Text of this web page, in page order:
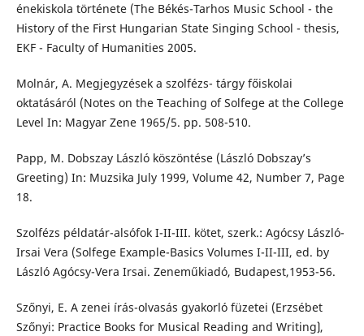
énekiskola története (The Békés-Tarhos Music School - the
History of the First Hungarian State Singing School - thesis,
EKF - Faculty of Humanities 2005.
Molnár, A. Megjegyzések a szolfézs- tárgy főiskolai
oktatásáról (Notes on the Teaching of Solfege at the College
Level In: Magyar Zene 1965/5. pp. 508-510.
Papp, M. Dobszay László köszöntése (László Dobszay’s
Greeting) In: Muzsika July 1999, Volume 42, Number 7, Page
18.
Szolfézs példatár-alsófok I-II-III. kötet, szerk.: Agócsy László-
Irsai Vera (Solfege Example-Basics Volumes I-II-III, ed. by
László Agócsy-Vera Irsai. Zeneműkiadó, Budapest,1953-56.
Szőnyi, E. A zenei írás-olvasás gyakorló füzetei (Erzsébet
Szőnyi: Practice Books for Musical Reading and Writing⟯,